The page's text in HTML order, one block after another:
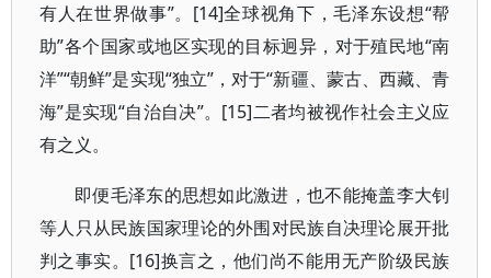
有人在世界做事”。[14]全球视角下，毛泽东设想“帮
助”各个国家或地区实现的目标迥异，对于殖民地“南
洋”“朝鲜”是实现“独立”，对于“新疆、蒙古、西藏、青
海”是实现“自治自决”。[15]二者均被视作社会主义应
有之义。
即便毛泽东的思想如此激进，也不能掩盖李大钊
等人只从民族国家理论的外围对民族自决理论展开批
判之事实。[16]换言之，他们尚不能用无产阶级民族